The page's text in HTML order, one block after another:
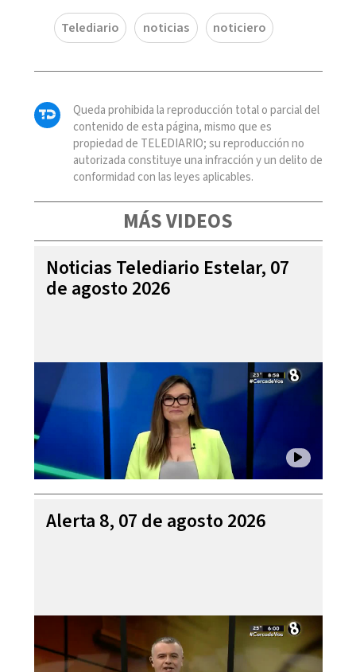
Telediario noticias noticiero
Queda prohibida la reproducción total o parcial del
contenido de esta página, mismo que es
propiedad de TELEDIARIO; su reproducción no
autorizada constituye una infracción y un delito de
conformidad con las leyes aplicables.
MÁS VIDEOS
Noticias Telediario Estelar, 07
de agosto 2026
Alerta 8, 07 de agosto 2026